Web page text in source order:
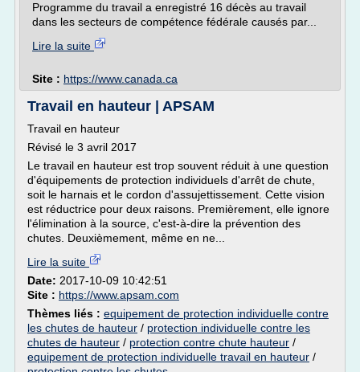
Programme du travail a enregistré 16 décès au travail
dans les secteurs de compétence fédérale causés par...
Lire la suite
Site : https://www.canada.ca
Travail en hauteur | APSAM
Travail en hauteur
Révisé le 3 avril 2017
Le travail en hauteur est trop souvent réduit à une question
d'équipements de protection individuels d'arrêt de chute,
soit le harnais et le cordon d'assujettissement. Cette vision
est réductrice pour deux raisons. Premièrement, elle ignore
l'élimination à la source, c'est-à-dire la prévention des
chutes. Deuxièmement, même en ne...
Lire la suite
Date: 2017-10-09 10:42:51
Site : https://www.apsam.com
Thèmes liés : equipement de protection individuelle contre
les chutes de hauteur / protection individuelle contre les
chutes de hauteur / protection contre chute hauteur /
equipement de protection individuelle travail en hauteur /